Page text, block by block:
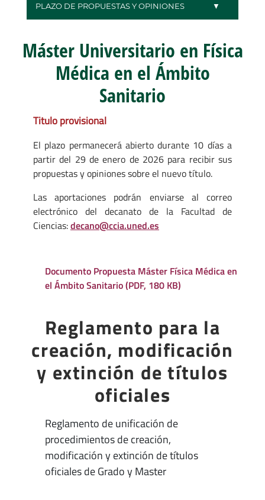
PLAZO DE PROPUESTAS Y OPINIONES
Máster Universitario en Física
Médica en el Ámbito
Sanitario
Titulo provisional
El plazo permanecerá abierto durante 10 días a
partir del 29 de enero de 2026 para recibir sus
propuestas y opiniones sobre el nuevo título.
Las aportaciones podrán enviarse al correo
electrónico del decanato de la Facultad de
Ciencias:decano@ccia.uned.es
Documento Propuesta Máster Física Médica en
el Ámbito Sanitario (PDF, 180 KB)
Reglamento para la
creación, modificación
y extinción de títulos
oficiales
Reglamento de unificación de
procedimientos de creación,
modificación y extinción de títulos
oficiales de Grado y Master